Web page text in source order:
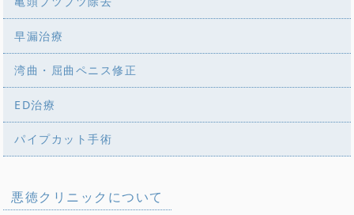
早漏治療
湾曲・屈曲ペニス修正
ED治療
パイプカット手術
悪徳クリニックについて